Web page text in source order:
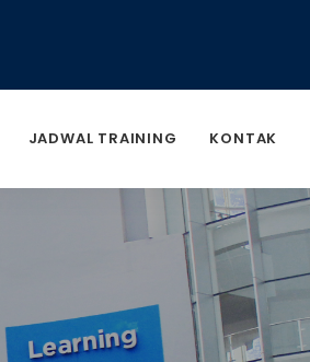
JADWAL TRAINING KONTAK